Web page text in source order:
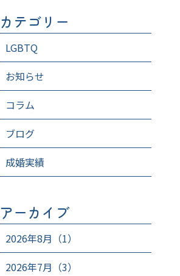
カテゴリー
LGBTQ
お知らせ
コラム
ブログ
成婚実績
アーカイブ
2026年8月（1）
2026年7月（3）